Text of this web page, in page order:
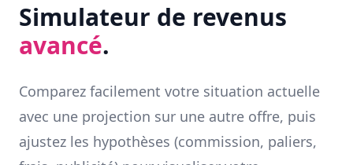
Simulateur de revenus
avancé.
Comparez facilement votre situation actuelle
avec une projection sur une autre offre, puis
ajustez les hypothèses (commission, paliers,